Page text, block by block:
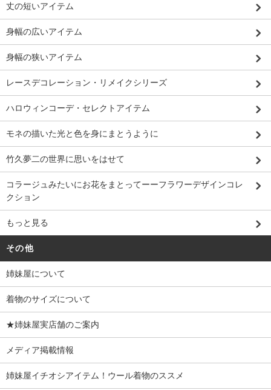
丈の短いアイテム
身幅の広いアイテム
身幅の狭いアイテム
レースデコレーション・リメイクシリーズ
ハロウィンコーデ・セレクトアイテム
モネの描いた光と色を身にまとうように
竹久夢二の世界に思いをはせて
コラージュみたいにお花をまとってーーフラワーデザインコレ
クション
もっと見る
その他
姉妹屋について
着物のサイズについて
★姉妹屋実店舗のご案内
メディア掲載情報
姉妹屋イチオシアイテム！ウール着物のススメ